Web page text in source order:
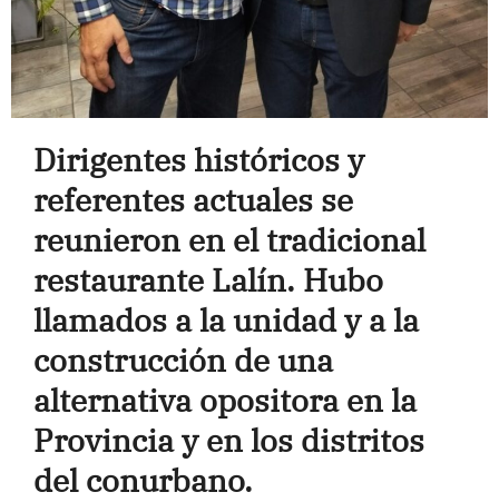
Dirigentes históricos y
referentes actuales se
reunieron en el tradicional
restaurante Lalín. Hubo
llamados a la unidad y a la
construcción de una
alternativa opositora en la
Provincia y en los distritos
del conurbano.